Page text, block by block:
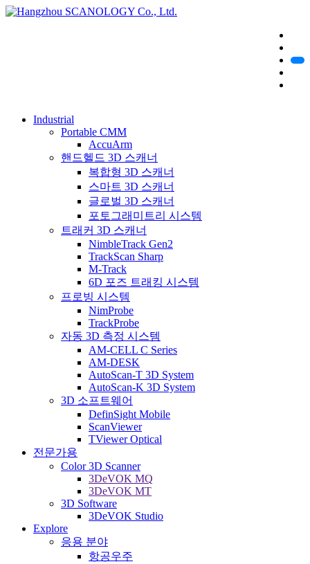
Industrial
Portable CMM
AccuArm
핸드헬드 3D 스캐너
복합형 3D 스캐너
스마트 3D 스캐너
글로벌 3D 스캐너
포토그래미트리 시스템
트래커 3D 스캐너
NimbleTrack Gen2
TrackScan Sharp
M-Track
6D 포즈 트래킹 시스템
프로빙 시스템
NimProbe
TrackProbe
자동 3D 측정 시스템
AM-CELL C Series
AM-DESK
AutoScan-T 3D System
AutoScan-K 3D System
3D 소프트웨어
DefinSight Mobile
ScanViewer
TViewer Optical
전문가용
Color 3D Scanner
3DeVOK MQ
3DeVOK MT
3D Software
3DeVOK Studio
Explore
응용 분야
항공우주